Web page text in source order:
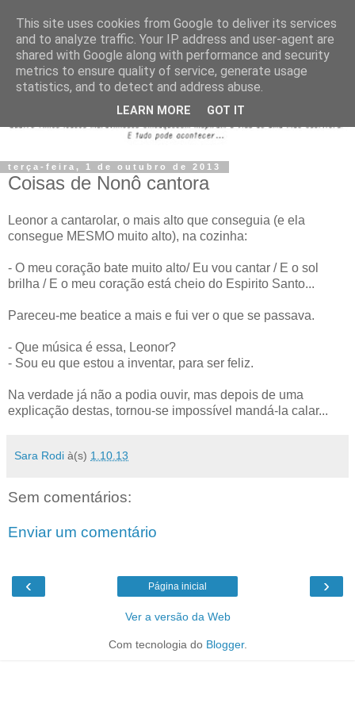
terça-feira, 1 de outubro de 2013
Coisas de Nonô cantora
Leonor a cantarolar, o mais alto que conseguia (e ela
consegue MESMO muito alto), na cozinha:
- O meu coração bate muito alto/ Eu vou cantar / E o sol
brilha / E o meu coração está cheio do Espirito Santo...
Pareceu-me beatice a mais e fui ver o que se passava.
- Que música é essa, Leonor?
- Sou eu que estou a inventar, para ser feliz.
Na verdade já não a podia ouvir, mas depois de uma
explicação destas, tornou-se impossível mandá-la calar...
Sara Rodi à(s) 1.10.13
Sem comentários:
Enviar um comentário
‹ ›
Página inicial
Ver a versão da Web
Com tecnologia do Blogger.
This site uses cookies from Google to deliver its services
and to analyze traffic. Your IP address and user-agent are
shared with Google along with performance and security
metrics to ensure quality of service, generate usage
statistics, and to detect and address abuse.
LEARN MORE GOT IT